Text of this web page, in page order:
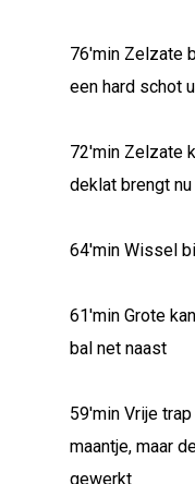
76'min Zelzate
een hard schot
72'min Zelzate
deklat brengt
64'min Wissel
61'min Grote
bal net naast
59'min Vrije
maantje, maar
gewerkt